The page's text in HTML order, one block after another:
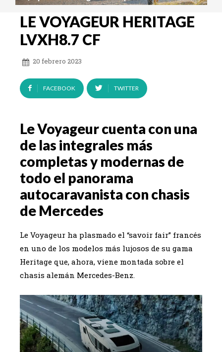
LE VOYAGEUR HERITAGE
LVXH8.7 CF
20 febrero 2023
FACEBOOK TWITTER
Le Voyageur cuenta con una
de las integrales más
completas y modernas de
todo el panorama
autocaravanista con chasis
de Mercedes
Le Voyageur ha plasmado el “savoir fair” francés
en uno de los modelos más lujosos de su gama
Heritage que, ahora, viene montada sobre el
chasis alemán Mercedes-Benz.